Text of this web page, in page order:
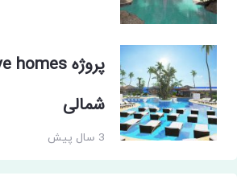
شمالی
3 سال پیش